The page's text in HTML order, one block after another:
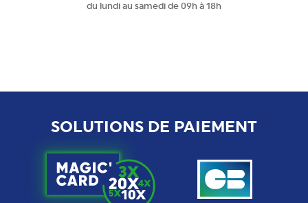
du lundi au samedi de 09h à 18h
SOLUTIONS DE PAIEMENT